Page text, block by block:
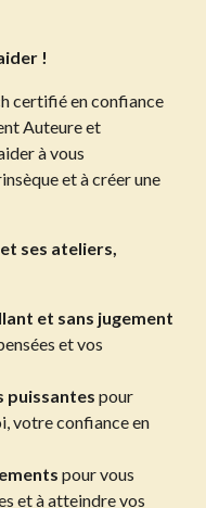
!
certifié en confiance
Auteure et
à vous
et à créer une
ses ateliers,
et sans jugement
et vos
puissantes pour
votre confiance en
pour vous
et à atteindre vos